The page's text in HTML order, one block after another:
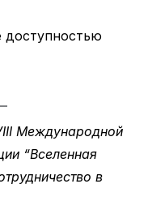
доступностью
Международной
“Вселенная
в